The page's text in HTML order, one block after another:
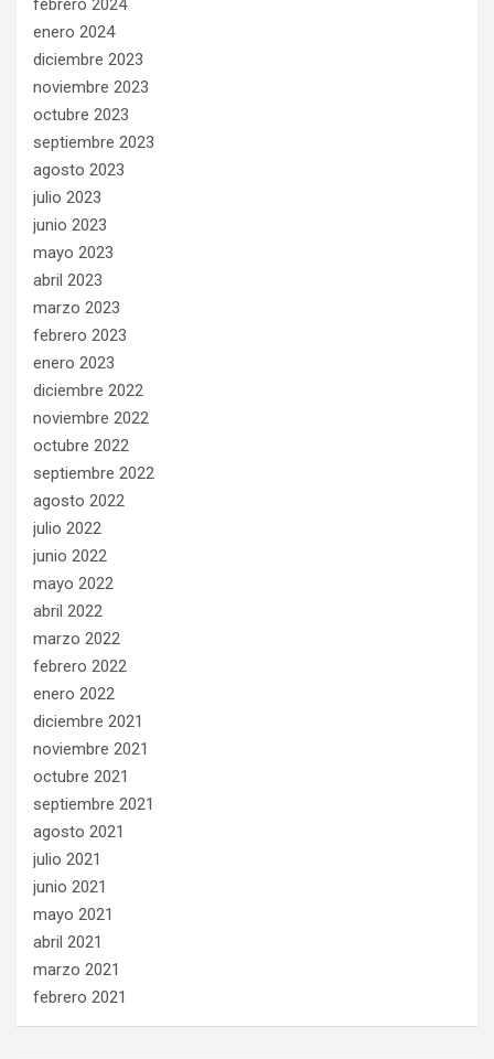
febrero 2024
enero 2024
diciembre 2023
noviembre 2023
octubre 2023
septiembre 2023
agosto 2023
julio 2023
junio 2023
mayo 2023
abril 2023
marzo 2023
febrero 2023
enero 2023
diciembre 2022
noviembre 2022
octubre 2022
septiembre 2022
agosto 2022
julio 2022
junio 2022
mayo 2022
abril 2022
marzo 2022
febrero 2022
enero 2022
diciembre 2021
noviembre 2021
octubre 2021
septiembre 2021
agosto 2021
julio 2021
junio 2021
mayo 2021
abril 2021
marzo 2021
febrero 2021